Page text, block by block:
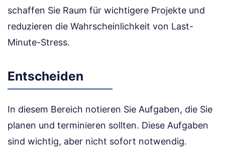
schaffen Sie Raum für wichtigere Projekte und
reduzieren die Wahrscheinlichkeit von Last-
Minute-Stress.
Entscheiden
In diesem Bereich notieren Sie Aufgaben, die Sie
planen und terminieren sollten. Diese Aufgaben
sind wichtig, aber nicht sofort notwendig.